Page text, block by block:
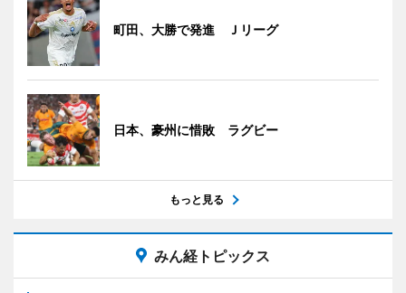
町田、大勝で発進 Ｊリーグ
日本、豪州に惜敗 ラグビー
もっと見る
みん経トピックス